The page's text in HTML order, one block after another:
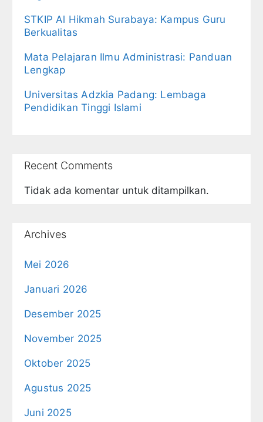
STKIP Al Hikmah Surabaya: Kampus Guru
Berkualitas
Mata Pelajaran Ilmu Administrasi: Panduan
Lengkap
Universitas Adzkia Padang: Lembaga
Pendidikan Tinggi Islami
Recent Comments
Tidak ada komentar untuk ditampilkan.
Archives
Mei 2026
Januari 2026
Desember 2025
November 2025
Oktober 2025
Agustus 2025
Juni 2025